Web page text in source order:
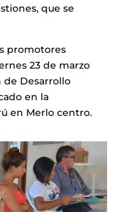
que se
promotores
23 de marzo
de Desarrollo
en la
en Merlo centro.